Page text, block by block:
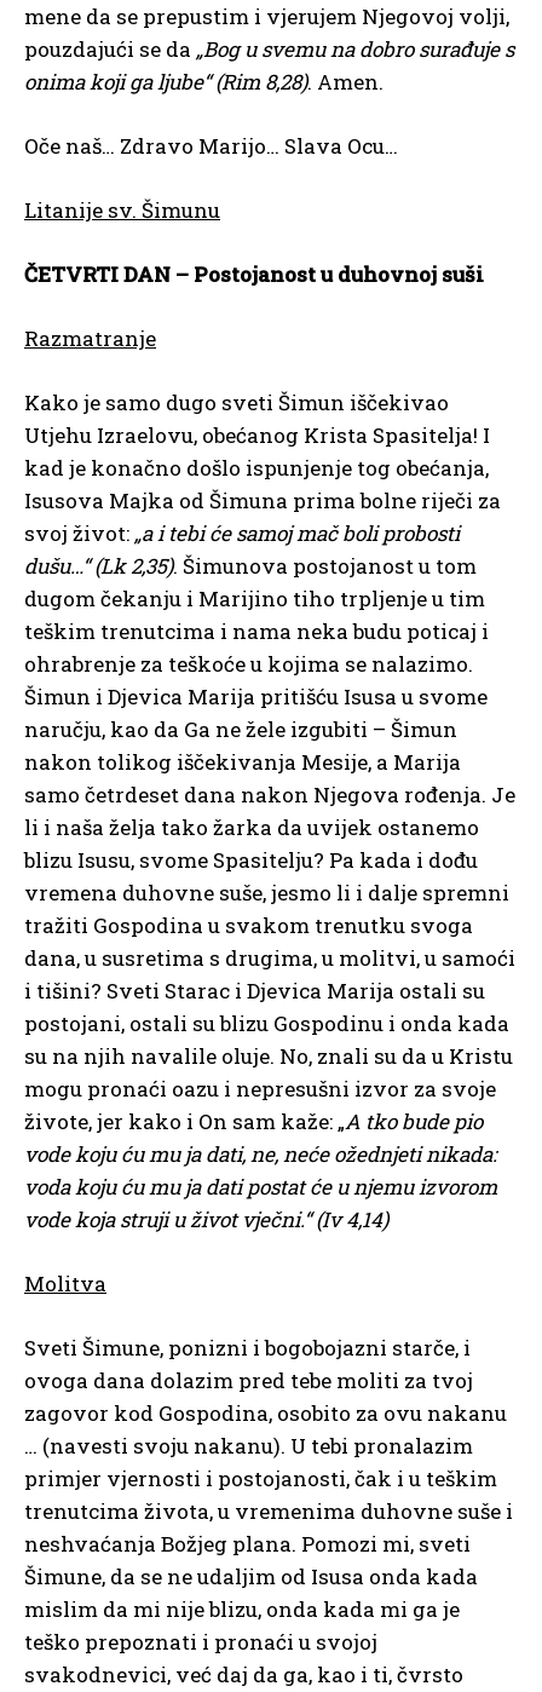
mene da se prepustim i vjerujem Njegovoj volji,
pouzdajući se da „Bog u svemu na dobro surađuje s
onima koji ga ljube“ (Rim 8,28). Amen.
Oče naš… Zdravo Marijo… Slava Ocu…
Litanije sv. Šimunu
ČETVRTI DAN – Postojanost u duhovnoj suši
Razmatranje
Kako je samo dugo sveti Šimun iščekivao
Utjehu Izraelovu, obećanog Krista Spasitelja! I
kad je konačno došlo ispunjenje tog obećanja,
Isusova Majka od Šimuna prima bolne riječi za
svoj život: „a i tebi će samoj mač boli probosti
dušu…“ (Lk 2,35). Šimunova postojanost u tom
dugom čekanju i Marijino tiho trpljenje u tim
teškim trenutcima i nama neka budu poticaj i
ohrabrenje za teškoće u kojima se nalazimo.
Šimun i Djevica Marija pritišću Isusa u svome
naručju, kao da Ga ne žele izgubiti – Šimun
nakon tolikog iščekivanja Mesije, a Marija
samo četrdeset dana nakon Njegova rođenja. Je
li i naša želja tako žarka da uvijek ostanemo
blizu Isusu, svome Spasitelju? Pa kada i dođu
vremena duhovne suše, jesmo li i dalje spremni
tražiti Gospodina u svakom trenutku svoga
dana, u susretima s drugima, u molitvi, u samoći
i tišini? Sveti Starac i Djevica Marija ostali su
postojani, ostali su blizu Gospodinu i onda kada
su na njih navalile oluje. No, znali su da u Kristu
mogu pronaći oazu i nepresušni izvor za svoje
živote, jer kako i On sam kaže: „A tko bude pio
vode koju ću mu ja dati, ne, neće ožednjeti nikada:
voda koju ću mu ja dati postat će u njemu izvorom
vode koja struji u život vječni.“ (Iv 4,14)
Molitva
Sveti Šimune, ponizni i bogobojazni starče, i
ovoga dana dolazim pred tebe moliti za tvoj
zagovor kod Gospodina, osobito za ovu nakanu
… (navesti svoju nakanu). U tebi pronalazim
primjer vjernosti i postojanosti, čak i u teškim
trenutcima života, u vremenima duhovne suše i
neshvaćanja Božjeg plana. Pomozi mi, sveti
Šimune, da se ne udaljim od Isusa onda kada
mislim da mi nije blizu, onda kada mi ga je
teško prepoznati i pronaći u svojoj
svakodnevici, već daj da ga, kao i ti, čvrsto